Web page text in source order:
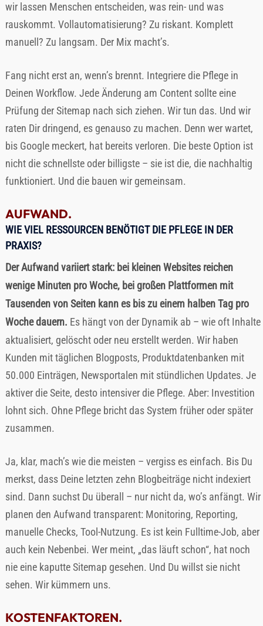
wir lassen Menschen entscheiden, was rein- und was
rauskommt. Vollautomatisierung? Zu riskant. Komplett
manuell? Zu langsam. Der Mix macht’s.
Fang nicht erst an, wenn’s brennt. Integriere die Pflege in
Deinen Workflow. Jede Änderung am Content sollte eine
Prüfung der Sitemap nach sich ziehen. Wir tun das. Und wir
raten Dir dringend, es genauso zu machen. Denn wer wartet,
bis Google meckert, hat bereits verloren. Die beste Option ist
nicht die schnellste oder billigste – sie ist die, die nachhaltig
funktioniert. Und die bauen wir gemeinsam.
AUFWAND.
WIE VIEL RESSOURCEN BENÖTIGT DIE PFLEGE IN DER
PRAXIS?
Der Aufwand variiert stark: bei kleinen Websites reichen
wenige Minuten pro Woche, bei großen Plattformen mit
Tausenden von Seiten kann es bis zu einem halben Tag pro
Woche dauern. Es hängt von der Dynamik ab – wie oft Inhalte
aktualisiert, gelöscht oder neu erstellt werden. Wir haben
Kunden mit täglichen Blogposts, Produktdatenbanken mit
50.000 Einträgen, Newsportalen mit stündlichen Updates. Je
aktiver die Seite, desto intensiver die Pflege. Aber: Investition
lohnt sich. Ohne Pflege bricht das System früher oder später
zusammen.
Ja, klar, mach’s wie die meisten – vergiss es einfach. Bis Du
merkst, dass Deine letzten zehn Blogbeiträge nicht indexiert
sind. Dann suchst Du überall – nur nicht da, wo’s anfängt. Wir
planen den Aufwand transparent: Monitoring, Reporting,
manuelle Checks, Tool-Nutzung. Es ist kein Fulltime-Job, aber
auch kein Nebenbei. Wer meint, „das läuft schon“, hat noch
nie eine kaputte Sitemap gesehen. Und Du willst sie nicht
sehen. Wir kümmern uns.
KOSTENFAKTOREN.